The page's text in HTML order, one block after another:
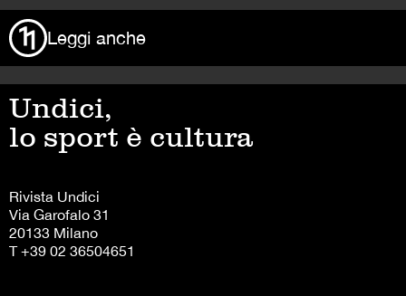
Leggi anche
Undici,
lo sport è cultura
Rivista Undici
Via Garofalo 31
20133 Milano
T +39 02 36504651